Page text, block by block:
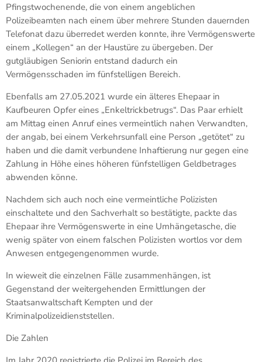
Pfingstwochenende, die von einem angeblichen
Polizeibeamten nach einem über mehrere Stunden dauernden
Telefonat dazu überredet werden konnte, ihre Vermögenswerte
einem „Kollegen“ an der Haustüre zu übergeben. Der
gutgläubigen Seniorin entstand dadurch ein
Vermögensschaden im fünfstelligen Bereich.
Ebenfalls am 27.05.2021 wurde ein älteres Ehepaar in
Kaufbeuren Opfer eines „Enkeltrickbetrugs“. Das Paar erhielt
am Mittag einen Anruf eines vermeintlich nahen Verwandten,
der angab, bei einem Verkehrsunfall eine Person „getötet“ zu
haben und die damit verbundene Inhaftierung nur gegen eine
Zahlung in Höhe eines höheren fünfstelligen Geldbetrages
abwenden könne.
Nachdem sich auch noch eine vermeintliche Polizisten
einschaltete und den Sachverhalt so bestätigte, packte das
Ehepaar ihre Vermögenswerte in eine Umhängetasche, die
wenig später von einem falschen Polizisten wortlos vor dem
Anwesen entgegengenommen wurde.
In wieweit die einzelnen Fälle zusammenhängen, ist
Gegenstand der weitergehenden Ermittlungen der
Staatsanwaltschaft Kempten und der
Kriminalpolizeidienststellen.
Die Zahlen